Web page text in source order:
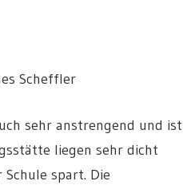
Scheffler
sehr anstrengend und ist
liegen sehr dicht
spart. Die